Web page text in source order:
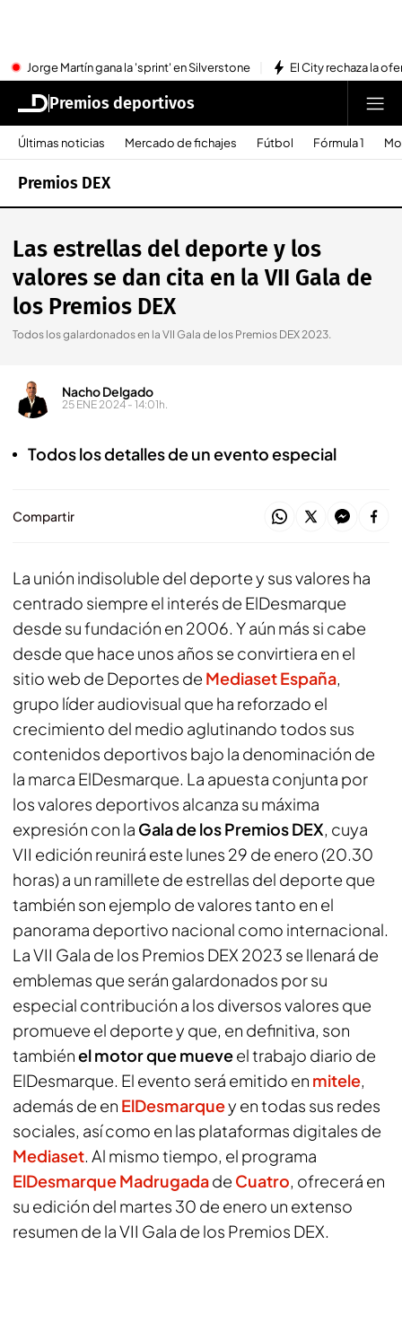
Jorge Martín gana la 'sprint' en Silverstone El City rechaza la
Premios deportivos
Últimas noticias Mercado de fichajes Fútbol Fórmula 1
Premios DEX
Las estrellas del deporte y los
valores se dan cita en la VII Gala de
los Premios DEX
Todos los galardonados en la VII Gala de los Premios DEX 2023.
Nacho Delgado
25 ENE 2024 - 14:01h.
Todos los detalles de un evento especial
Compartir
La unión indisoluble del deporte y sus valores ha
centrado siempre el interés de ElDesmarque
desde su fundación en 2006. Y aún más si cabe
desde que hace unos años se convirtiera en el
sitio web de Deportes de Mediaset España,
grupo líder audiovisual que ha reforzado el
crecimiento del medio aglutinando todos sus
contenidos deportivos bajo la denominación de
la marca ElDesmarque. La apuesta conjunta por
los valores deportivos alcanza su máxima
expresión con la Gala de los Premios DEX, cuya
VII edición reunirá este lunes 29 de enero (20.30
horas) a un ramillete de estrellas del deporte que
también son ejemplo de valores tanto en el
panorama deportivo nacional como internacional.
La VII Gala de los Premios DEX 2023 se llenará de
emblemas que serán galardonados por su
especial contribución a los diversos valores que
promueve el deporte y que, en definitiva, son
tambiénel motor que mueveel trabajo diario de
ElDesmarque. El evento será emitido en mitele,
además de en ElDesmarquey en todas sus redes
sociales, así como en las plataformas digitales de
Mediaset. Al mismo tiempo, el programa
ElDesmarque Madrugadade Cuatro, ofrecerá en
su edición del martes 30 de enero un extenso
resumen de la VII Gala de los Premios DEX.